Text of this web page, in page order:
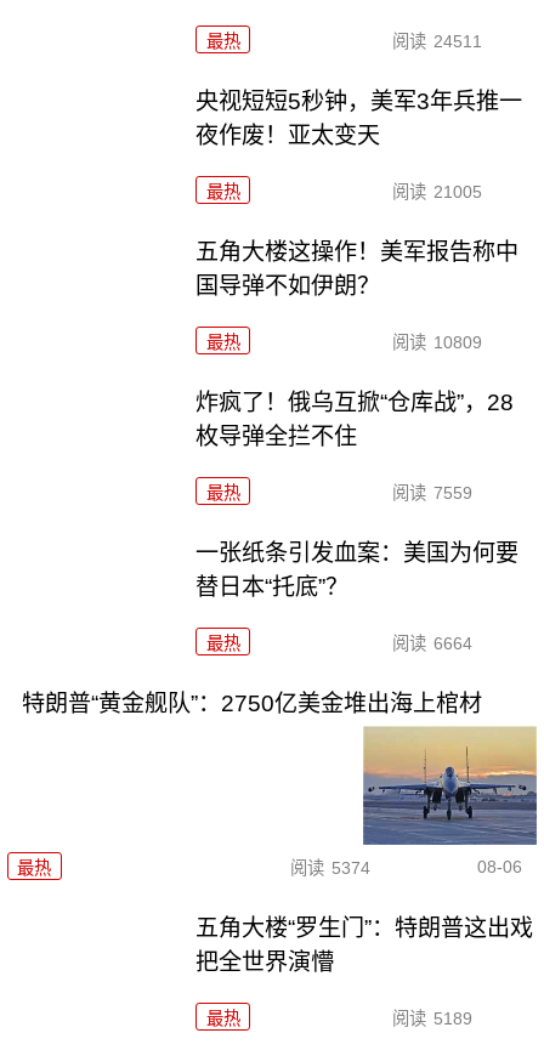
最热 阅读 24511
央视短短5秒钟，美军3年兵推一
夜作废！亚太变天
最热 阅读 21005
五角大楼这操作！美军报告称中
国导弹不如伊朗？
最热 阅读 10809
炸疯了！俄乌互掀“仓库战”，28
枚导弹全拦不住
最热 阅读 7559
一张纸条引发血案：美国为何要
替日本“托底”？
最热 阅读 6664
特朗普“黄金舰队”：2750亿美金堆出海上棺材
最热 阅读 5374 08-06
五角大楼“罗生门”：特朗普这出戏
把全世界演懵
最热 阅读 5189